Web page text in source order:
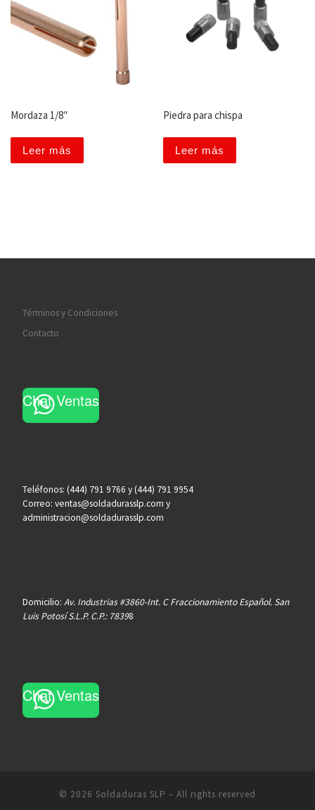
Mordaza 1/8″
Leer más
Piedra para chispa
Leer más
Términos y Condiciones
Contacto
Chat Ventas
Teléfonos: (444) 791 9766 y (444) 791 9954
Correo: ventas@soldadurasslp.com y
administracion@soldadurasslp.com
Domicilio: Av. Industrias #3860-Int. C Fraccionamiento Español. San
Luis Potosí S.L.P. C.P.: 78398
Chat Ventas
© 2026 Soldaduras SLP – All rights reserved